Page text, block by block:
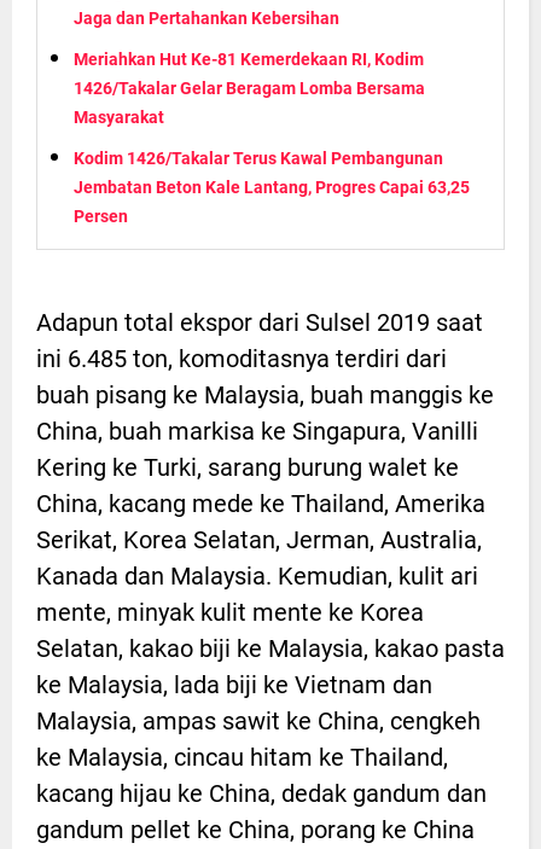
Jaga dan Pertahankan Kebersihan
Meriahkan Hut Ke-81 Kemerdekaan RI, Kodim
1426/Takalar Gelar Beragam Lomba Bersama
Masyarakat
Kodim 1426/Takalar Terus Kawal Pembangunan
Jembatan Beton Kale Lantang, Progres Capai 63,25
Persen
Adapun total ekspor dari Sulsel 2019 saat
ini 6.485 ton, komoditasnya terdiri dari
buah pisang ke Malaysia, buah manggis ke
China, buah markisa ke Singapura, Vanilli
Kering ke Turki, sarang burung walet ke
China, kacang mede ke Thailand, Amerika
Serikat, Korea Selatan, Jerman, Australia,
Kanada dan Malaysia. Kemudian, kulit ari
mente, minyak kulit mente ke Korea
Selatan, kakao biji ke Malaysia, kakao pasta
ke Malaysia, lada biji ke Vietnam dan
Malaysia, ampas sawit ke China, cengkeh
ke Malaysia, cincau hitam ke Thailand,
kacang hijau ke China, dedak gandum dan
gandum pellet ke China, porang ke China